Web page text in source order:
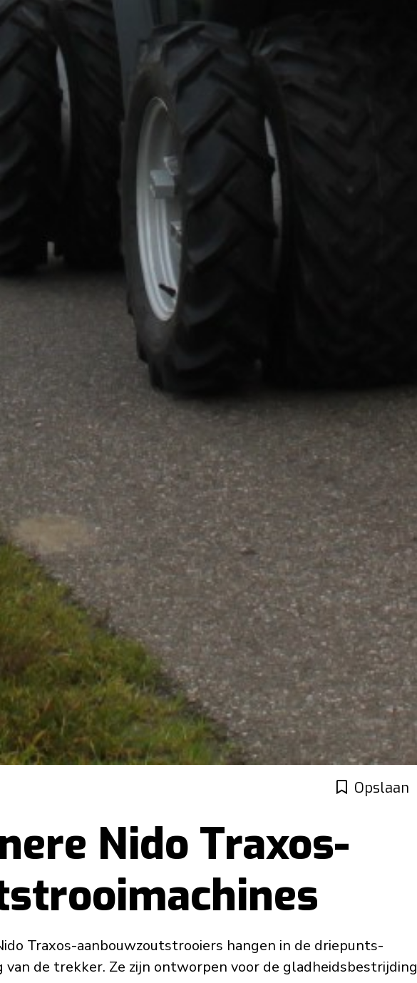
Opslaan
Nido Traxos-
Traxos-aanbouwzoutstrooiers hangen in de driepunts-
van de trekker. Ze zijn ontworpen voor de gladheidsbestrijding